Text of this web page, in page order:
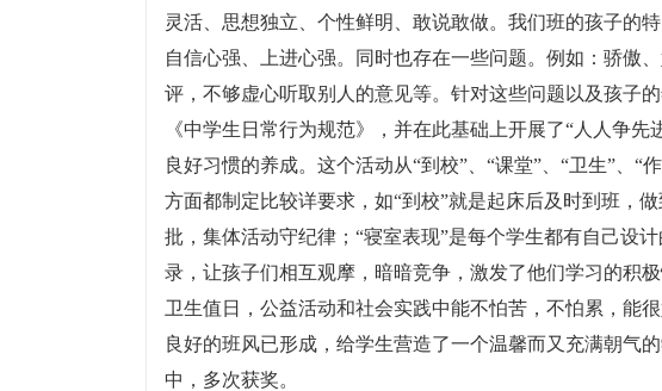
灵活、思想独立、个性鲜明、敢说敢做。我们班的孩子的
自信心强、上进心强。同时也存在一些问题。例如：骄傲
评，不够虚心听取别人的意见等。针对这些问题以及孩子
《中学生日常行为规范》，并在此基础上开展了“人人争先
良好习惯的养成。这个活动从“到校”、“课堂”、“卫生”、“
方面都制定比较详要求，如“到校”就是起床后及时到班，
批，集体活动守纪律；“寝室表现”是每个学生都有自己设
录，让孩子们相互观摩，暗暗竞争，激发了他们学习的积
卫生值日，公益活动和社会实践中能不怕苦，不怕累，能
良好的班风已形成，给学生营造了一个温馨而又充满朝气
中，多次获奖。